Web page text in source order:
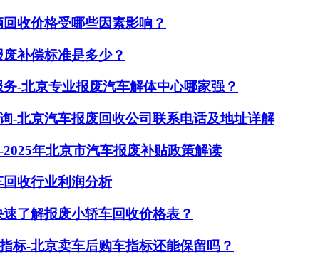
收价格受哪些因素影响？
补偿标准是多少？
-北京专业报废汽车解体中心哪家强？
-北京汽车报废回收公司联系电话及地址详解
年北京市汽车报废补贴政策解读
收行业利润分析
了解报废小轿车回收价格表？
标-北京卖车后购车指标还能保留吗？